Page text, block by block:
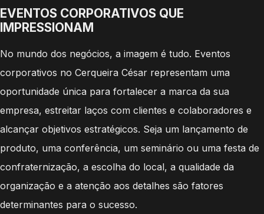
EVENTOS CORPORATIVOS QUE
IMPRESSIONAM
No mundo dos negócios, a imagem é tudo. Eventos
corporativos no Cerqueira César representam uma
oportunidade única para fortalecer a marca da sua
empresa, estreitar laços com clientes e colaboradores e
alcançar objetivos estratégicos. Seja um lançamento de
produto, uma conferência, um seminário ou uma festa de
confraternização, a escolha do local, a qualidade da
organização e a atenção aos detalhes são fatores
determinantes para o sucesso.